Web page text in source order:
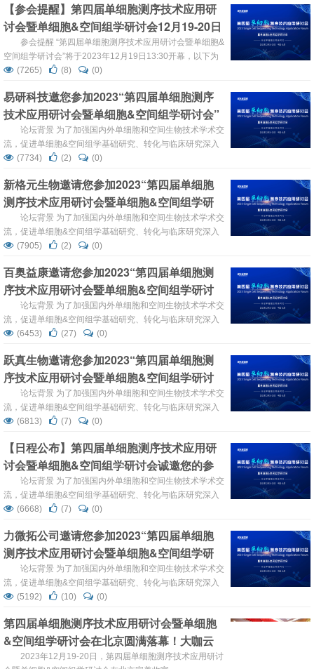
细胞技术在疾病机制研究中的应用潜力，指出探索单细胞生
物学功能、表观遗传学、代谢学及其基因与蛋白网络系统等
的基本路径。 领取方式：报名注册第...
【参会提醒】第四届单细胞测序技术应用研
讨会暨单细胞&空间组学研讨会12月19-20日
在北京海淀召开，欢迎您的到来！！
参会提醒 “第四届单细胞测序技术应用研讨会暨单细胞&
空间组学研讨会”将于2023年12月19日13:30开幕，以下为
参会信息，请您查看，欢迎您的到来！ 参会签到时间：
酒店二楼签到处签到（北京市海淀区大钟寺东路9号） 温
馨...
(7265) (8) (0)
易研科技邀您参加2023“第四届单细胞测序
技术应用研讨会暨单细胞&空间组学研讨会”
论坛背景 为了加强国内外单细胞和空间生物技术学术交
流，促进单细胞&空间组学基础研究、转化与临床研究深入
发展，“第四届单细胞测序技术应用研讨会暨单细胞&空间组
动我国单细胞组学技术更快、更优的解决临床问题，转化医
学网联合中国医药生物技术协会基因检测技术分会、中国遗
传学会遗传...
(7734) (2) (0)
新格元生物邀请您参加2023“第四届单细胞
测序技术应用研讨会暨单细胞&空间组学研
讨会”论坛背景 为了加强国内外单细胞和空间生物技术学术交
流，促进单细胞&空间组学基础研究、转化与临床研究深入
发展，“第四届单细胞测序技术应用研讨会暨单细胞&空间组
动我国单细胞组学技术更快、更优的解决临床问题，转化医
学网联合中国医药生物技术协会基因检测技术分会、中国遗
传学会遗传诊断分会等...
(7905) (2) (0)
百奥益康邀请您参加2023“第四届单细胞测
序技术应用研讨会暨单细胞&空间组学研讨
论坛背景 为了加强国内外单细胞和空间生物技术学术交
流，促进单细胞&空间组学基础研究、转化与临床研究深入
发展，“第四届单细胞测序技术应用研讨会暨单细胞&空间组
动我国单细胞组学技术更快、更优的解决临床问题，转化医
学网联合中国医药生物技术协会基因检测技术分会、中国遗
传学会遗传诊断分会等多家单...
(6453) (27) (0)
跃真生物邀请您参加2023“第四届单细胞测
序技术应用研讨会暨单细胞&空间组学研讨
论坛背景 为了加强国内外单细胞和空间生物技术学术交
流，促进单细胞&空间组学基础研究、转化与临床研究深入
发展，“第四届单细胞测序技术应用研讨会暨单细胞&空间组
动我国单细胞组学技术更快、更优的解决临床问题，转化医
学网联合中国医药生物技术协会基因检测技术分会、中国遗
传学...
(6813) (7) (0)
【日程公布】第四届单细胞测序技术应用研
讨会暨单细胞&空间组学研讨会诚邀您的参
与！论坛背景 为了加强国内外单细胞和空间生物技术学术交
流，促进单细胞&空间组学基础研究、转化与临床研究深入
发展，“第四届单细胞测序技术应用研讨会暨单细胞&空间组
动我国单细胞组学技术更快、更优的解决临床问题，转化医
学网联合中国医药生物技术协会基因检测技术分会...
(6668) (7) (0)
力微拓公司邀请您参加2023“第四届单细胞
测序技术应用研讨会暨单细胞&空间组学研
讨会”论坛背景 为了加强国内外单细胞和空间生物技术学术交
流，促进单细胞&空间组学基础研究、转化与临床研究深入
发展，“第四届单细胞测序技术应用研讨会暨单细胞&空间组
动我国单细胞组学技术更快、更优的解决临床问题，转化医
学网联合中国医药生物技术协会基因检测技术分会、中国遗
传学会遗传诊断分会等多家单...
(5192) (10) (0)
第四届单细胞测序技术应用研讨会暨单细胞
&空间组学研讨会在北京圆满落幕！大咖云
集，共话单细胞发展新篇章!
2023年12月19-20日，第四届单细胞测序技术应用研讨